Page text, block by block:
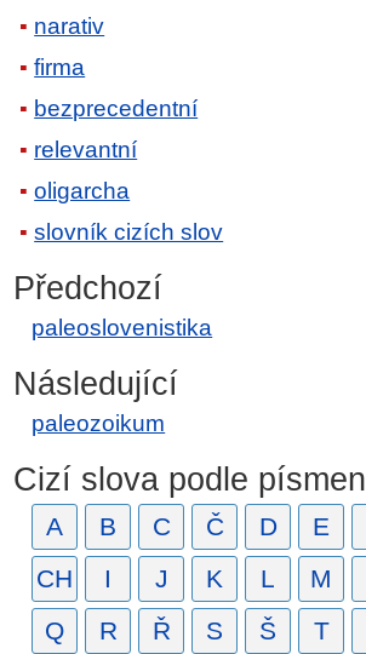
narativ
firma
bezprecedentní
relevantní
oligarcha
slovník cizích slov
Předchozí
paleoslovenistika
Následující
paleozoikum
Cizí slova podle písmen
A B C Č D E
CH
I J K L M
Q
R Ř S Š T